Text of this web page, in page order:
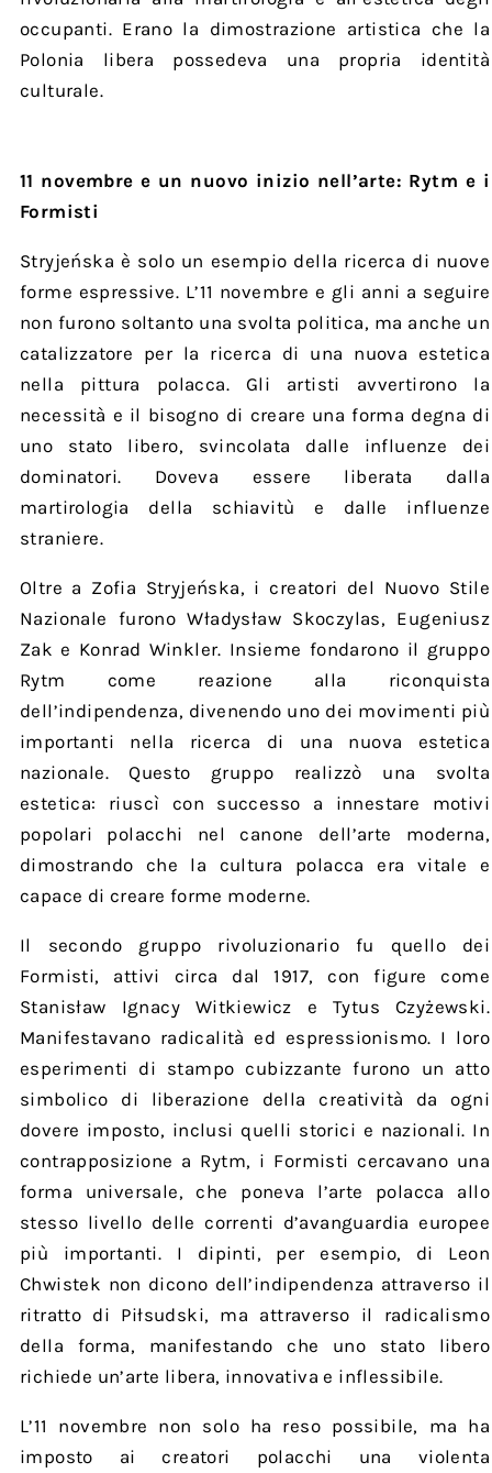
occupanti. Erano la dimostrazione artistica che la
Polonia libera possedeva una propria identità
culturale.
11 novembre e un nuovo inizio nell’arte: Rytm e i
Formisti
Stryjeńska è solo un esempio della ricerca di nuove
forme espressive. L’11 novembre e gli anni a seguire
non furono soltanto una svolta politica, ma anche un
catalizzatore per la ricerca di una nuova estetica
nella pittura polacca. Gli artisti avvertirono la
necessità e il bisogno di creare una forma degna di
uno stato libero, svincolata dalle influenze dei
dominatori. Doveva essere liberata dalla
martirologia della schiavitù e dalle influenze
straniere.
Oltre a Zofia Stryjeńska, i creatori del Nuovo Stile
Nazionale furono Władysław Skoczylas, Eugeniusz
Zak e Konrad Winkler. Insieme fondarono il gruppo
Rytm come reazione alla riconquista
dell’indipendenza, divenendo uno dei movimenti più
importanti nella ricerca di una nuova estetica
nazionale. Questo gruppo realizzò una svolta
estetica: riuscì con successo a innestare motivi
popolari polacchi nel canone dell’arte moderna,
dimostrando che la cultura polacca era vitale e
capace di creare forme moderne.
Il secondo gruppo rivoluzionario fu quello dei
Formisti, attivi circa dal 1917, con figure come
Stanisław Ignacy Witkiewicz e Tytus Czyżewski.
Manifestavano radicalità ed espressionismo. I loro
esperimenti di stampo cubizzante furono un atto
simbolico di liberazione della creatività da ogni
dovere imposto, inclusi quelli storici e nazionali. In
contrapposizione a Rytm, i Formisti cercavano una
forma universale, che poneva l’arte polacca allo
stesso livello delle correnti d’avanguardia europee
più importanti. I dipinti, per esempio, di Leon
Chwistek non dicono dell’indipendenza attraverso il
ritratto di Piłsudski, ma attraverso il radicalismo
della forma, manifestando che uno stato libero
richiede un’arte libera, innovativa e inflessibile.
L’11 novembre non solo ha reso possibile, ma ha
imposto ai creatori polacchi una violenta